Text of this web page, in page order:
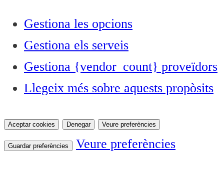
Gestiona les opcions
Gestiona els serveis
Gestiona {vendor_count} proveïdors
Llegeix més sobre aquests propòsits
Aceptar cookies Denegar Veure preferències
Guardar preferències Veure preferències